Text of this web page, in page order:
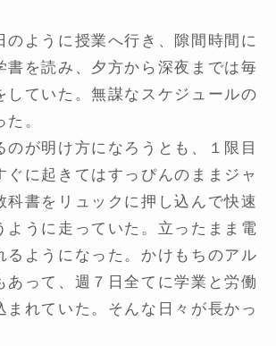
のように授業へ行き、隙間時間に
書を読み、夕方から深夜までは毎
していた。無謀なスケジュールの
。
のが明け方になろうとも、１限目
ぐに起きてはすっぴんのままジャ
科書をリュックに押し込んで快速
ように走っていた。立ったまま電
るようになった。かけもちのアル
あって、週７日全てに学業と労働
まれていた。そんな日々が長かっ